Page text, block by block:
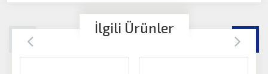
İlgili Ürünler